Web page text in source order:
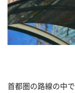
首都圏の路線の中